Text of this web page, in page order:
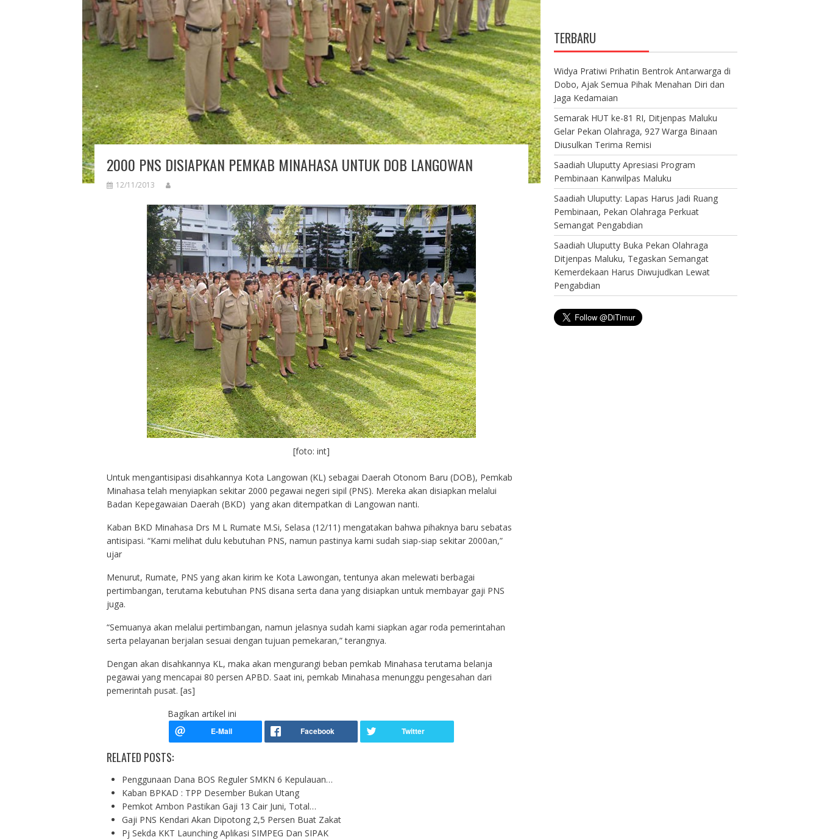
2000 PNS DISIAPKAN PEMKAB MINAHASA UNTUK DOB LANGOWAN
12/11/2013
[foto: int]
Untuk mengantisipasi disahkannya Kota Langowan (KL) sebagai Daerah Otonom Baru (DOB), Pemkab
Minahasa telah menyiapkan sekitar 2000 pegawai negeri sipil (PNS). Mereka akan disiapkan melalui
Badan Kepegawaian Daerah (BKD) yang akan ditempatkan di Langowan nanti.
Kaban BKD Minahasa Drs M L Rumate M.Si, Selasa (12/11) mengatakan bahwa pihaknya baru sebatas
antisipasi. “Kami melihat dulu kebutuhan PNS, namun pastinya kami sudah siap-siap sekitar 2000an,”
ujar
Menurut, Rumate, PNS yang akan kirim ke Kota Lawongan, tentunya akan melewati berbagai
pertimbangan, terutama kebutuhan PNS disana serta dana yang disiapkan untuk membayar gaji PNS
juga.
“Semuanya akan melalui pertimbangan, namun jelasnya sudah kami siapkan agar roda pemerintahan
serta pelayanan berjalan sesuai dengan tujuan pemekaran,” terangnya.
Dengan akan disahkannya KL, maka akan mengurangi beban pemkab Minahasa terutama belanja
pegawai yang mencapai 80 persen APBD. Saat ini, pemkab Minahasa menunggu pengesahan dari
pemerintah pusat. [as]
Bagikan artikel ini
RELATED POSTS:
Penggunaan Dana BOS Reguler SMKN 6 Kepulauan…
Kaban BPKAD : TPP Desember Bukan Utang
Pemkot Ambon Pastikan Gaji 13 Cair Juni, Total…
Gaji PNS Kendari Akan Dipotong 2,5 Persen Buat Zakat
Pj Sekda KKT Launching Aplikasi SIMPEG Dan SIPAK
TERBARU
Widya Pratiwi Prihatin Bentrok Antarwarga di
Dobo, Ajak Semua Pihak Menahan Diri dan
Jaga Kedamaian
Semarak HUT ke-81 RI, Ditjenpas Maluku
Gelar Pekan Olahraga, 927 Warga Binaan
Diusulkan Terima Remisi
Saadiah Uluputty Apresiasi Program
Pembinaan Kanwilpas Maluku
Saadiah Uluputty: Lapas Harus Jadi Ruang
Pembinaan, Pekan Olahraga Perkuat
Semangat Pengabdian
Saadiah Uluputty Buka Pekan Olahraga
Ditjenpas Maluku, Tegaskan Semangat
Kemerdekaan Harus Diwujudkan Lewat
Pengabdian